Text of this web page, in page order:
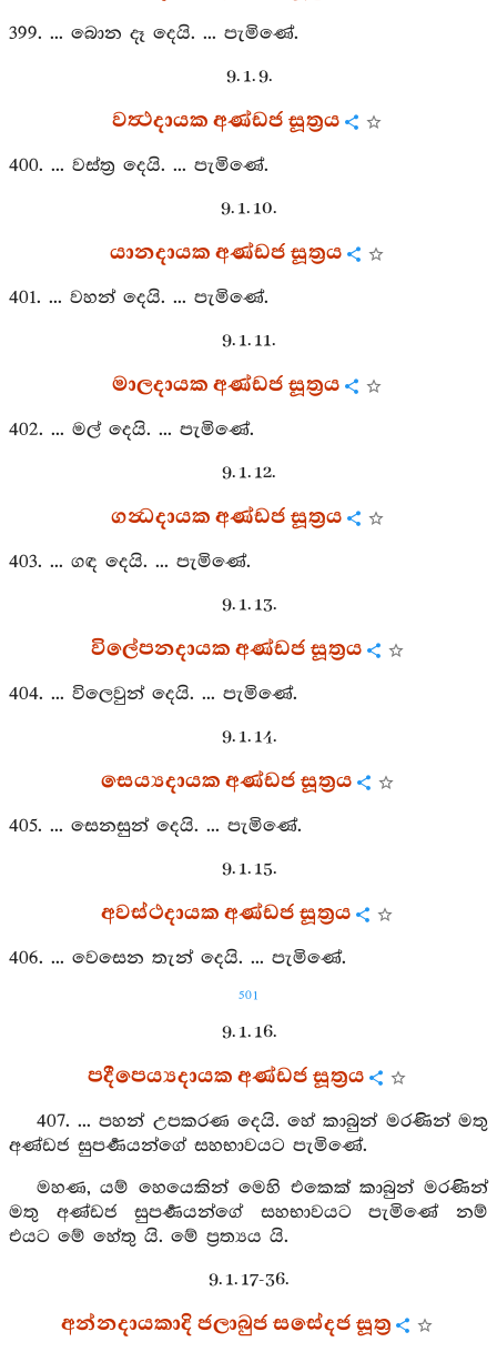
399. ... බොන දෑ දෙයි. ... පැමිණේ.
9. 1. 9.
වත්‍ථදායක අණ්ඩජ සූත්‍රය
400. ... වස්ත්‍ර දෙයි. ... පැමිණේ.
9. 1. 10.
යානදායක අණ්ඩජ සූත්‍රය
401. ... වහන් දෙයි. ... පැමිණේ.
9. 1. 11.
මාලදායක අණ්ඩජ සූත්‍රය
402. ... මල් දෙයි. ... පැමිණේ.
9. 1. 12.
ගන්‍ධදායක අණ්ඩජ සූත්‍රය
403. ... ගඳ දෙයි. ... පැමිණේ.
9. 1. 13.
විලේපනදායක අණ්ඩජ සූත්‍රය
404. ... විලෙවුන් දෙයි. ... පැමිණේ.
9. 1. 14.
සෙය්‍යදායක අණ්ඩජ සූත්‍රය
405. ... සෙනසුන් දෙයි. ... පැමිණේ.
9. 1. 15.
අවස්ථදායක අණ්ඩජ සූත්‍රය
406. ... වෙසෙන තැන් දෙයි. ... පැමිණේ.
501
9. 1. 16.
පදීපෙය්‍යදායක අණ්ඩජ සූත්‍රය
407. ... පහන් උපකරණ දෙයි. හේ කාබුන් මරණින් මතු
අණ්ඩජ සුපර්‍ණයන්ගේ සහභාවයට පැමිණේ.
මහණ, යම් හෙයෙකින් මෙහි එකෙක් කාබුන් මරණින්
මතු අණ්ඩජ සුපර්‍ණයන්ගේ සහභාවයට පැමිණේ නම්
එයට මේ හේතු යි. මේ ප්‍රත්‍යය යි.
9. 1. 17-36.
අන්නදායකාදි ජලාබුජ සසේදජ සූත්‍ර